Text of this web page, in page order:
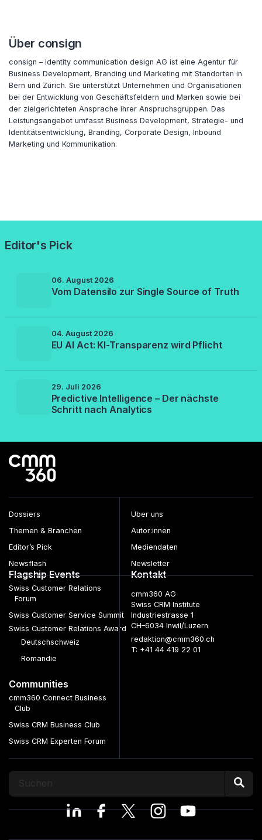
Über consign
consign – identity communication design AG ist eine Agentur für
Business Development, Branding und Marketing mit Standorten in
Bern und Zürich. Sie unterstützt Unternehmen und Organisationen
bei der Entwicklung von Geschäftsfeldern und Marken sowie bei
der zielgerichteten Ansprache ihrer Anspruchsgruppen. Das
Leistungsangebot umfasst Business Development, Strategie- und
Identitätsentwicklung, Branding, Corporate Design, Inbound
Marketing und Kommunikation.
Editor's Pick
06. August 2026
Vom Datensilo zur Single Source of Truth
04. August 2026
EU AI Act: KI-Transparenz wird Pflicht
29. Juli 2026
Predictive Intelligence – Der nächste
Schritt nach Analytics
Dossiers
Themen & Branchen
Editor’s Pick
Newsflash
Über uns
Autor:innen
Mediendaten
Newsletter
Flagship Events
Swiss Customer Relations
Forum
Swiss Customer Service Summit
Swiss Customer Relations Award
Deutschschweiz
Romandie
Communities
cmm360 Connect Business
Club
Swiss CRM Business Club
Swiss CRM Experten Forum
Kontakt
cmm360 AG
Swiss CRM Institute
Industriestrasse 1
CH–6034 Inwil/Luzern
redaktion@cmm360.ch
T: +41 44 419 22 01